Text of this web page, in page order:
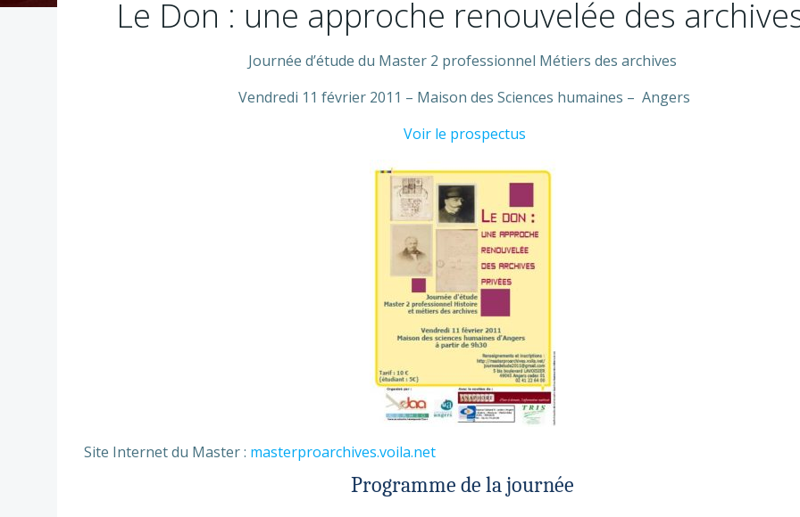
Le Don : une approche renouvelée des
Journée d’étude du Master 2 professionnel Métiers des archives
Vendredi 11 février 2011 – Maison des Sciences humaines – Angers
Voir le prospectus
Site Internet du Master : masterproarchives.voila.net
Programme de la journée